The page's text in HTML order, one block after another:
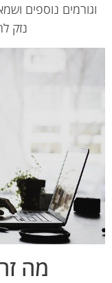
נוספים ושמאי
נזק
מה